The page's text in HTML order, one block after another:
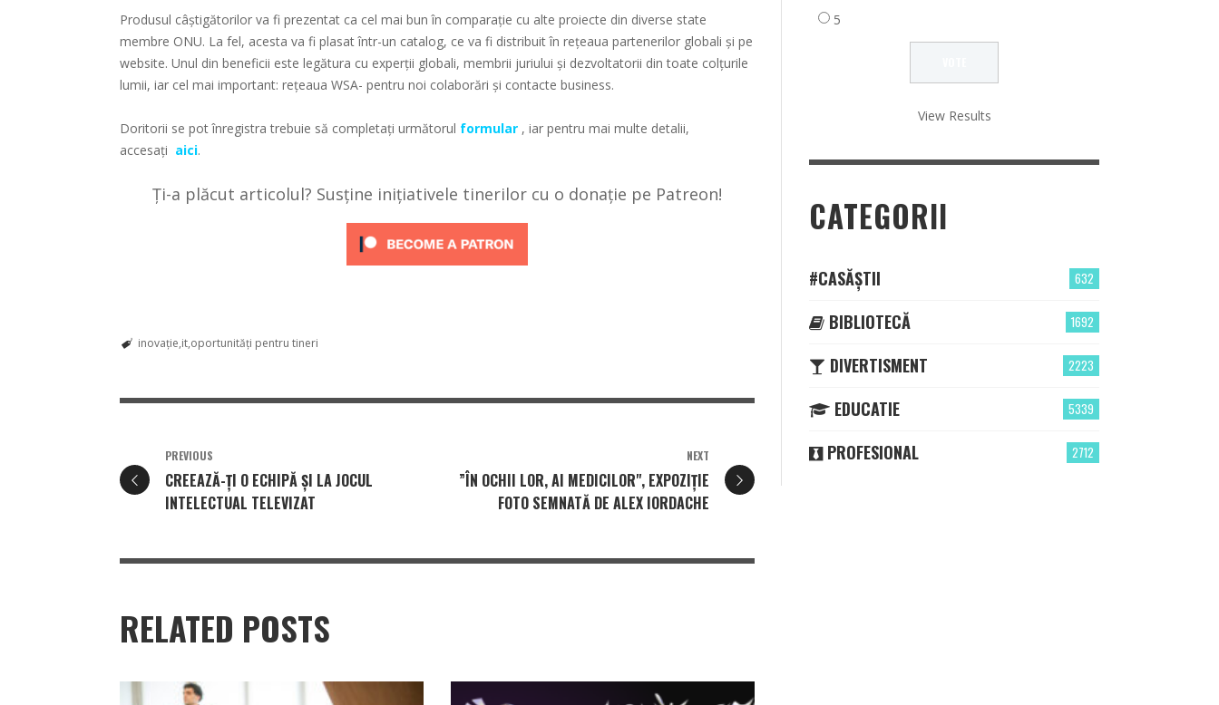
Produsul câștigătorilor va fi prezentat ca cel mai bun în comparație cu alte proiecte din diverse state
membre ONU. La fel, acesta va fi plasat într-un catalog, ce va fi distribuit în rețeaua partenerilor globali și pe
website. Unul din beneficii este legătura cu experții globali, membrii juriului și dezvoltatorii din toate colțurile
lumii, iar cel mai important: rețeaua WSA- pentru noi colaborări și contacte business.
Doritorii se pot înregistra trebuie să completaţi următorul formular , iar pentru mai multe detalii,
accesați aici.
Ți-a plăcut articolul? Susține inițiativele tinerilor cu o donație pe Patreon!
inovaţie it oportunități pentru tineri
PREVIOUS
CREEAZĂ-ŢI O ECHIPĂ ŞI LA JOCUL
INTELECTUAL TELEVIZAT
NEXT
”ÎN OCHII LOR, AI MEDICILOR", EXPOZIȚIE
FOTO SEMNATĂ DE ALEX IORDACHE
RELATED POSTS
5
View Results
CATEGORII
632
#CASĂȘTII
1692
BIBLIOTECĂ
2223
DIVERTISMENT
5339
EDUCATIE
2712
PROFESIONAL